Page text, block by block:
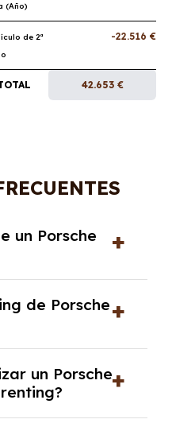
(Año)
de 2ª
-22.516 €
42.653 €
un Porsche
plazo en el que
fija por el uso del
determinado,
años.
de Porsche
asistencia en
documentación.
un Porsche